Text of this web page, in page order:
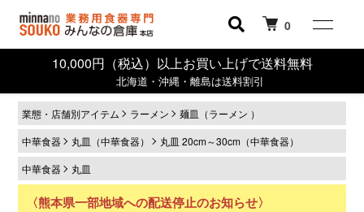
0
10,000円（税込）以上お買い上げで送料無料
北海道・沖縄・離島は送料割引
業態・店舗別アイテム ラーメン
麺皿（ラーメン ）
中華食器
丸皿（中華食器）
丸皿 20cm～30cm（中華食器）
中華食器
丸皿
〈熊本県一部地域への配送停止のお知らせ〉